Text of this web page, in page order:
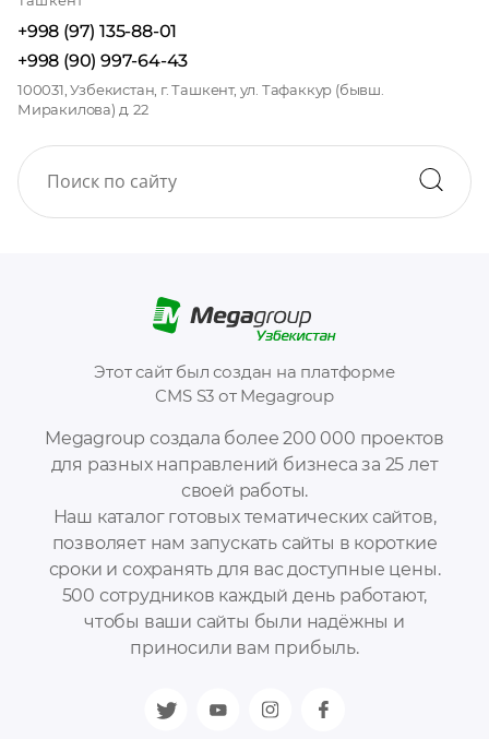
Megagroup создала более 200 000 проектов
для разных направлений бизнеса за 25 лет
своей работы.
Наш каталог готовых тематических сайтов,
позволяет нам запускать сайты в короткие
сроки и сохранять для вас доступные цены.
500 сотрудников каждый день работают,
чтобы ваши сайты были надёжны и
приносили вам прибыль.
Этот сайт был создан на платформе
CMS S3 от Megagroup
+998 (97) 135-88-01
+998 (90) 997-64-43
100031, Узбекистан, г. Ташкент, ул. Тафаккур (бывш.
Миракилова) д. 22